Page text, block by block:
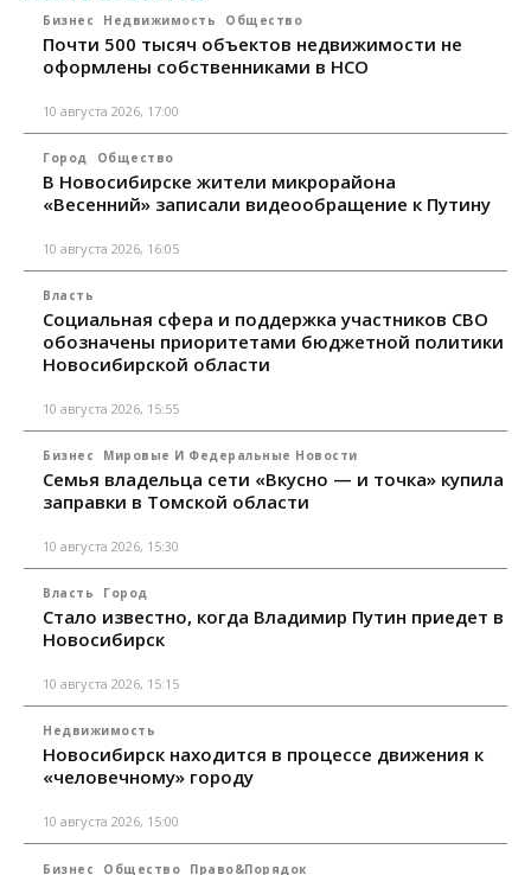
Бизнес Недвижимость Общество
Почти 500 тысяч объектов недвижимости не
оформлены собственниками в НСО
10 августа 2026, 17:00
Город Общество
В Новосибирске жители микрорайона
«Весенний» записали видеообращение к Путину
10 августа 2026, 16:05
Власть
Социальная сфера и поддержка участников СВО
обозначены приоритетами бюджетной политики
Новосибирской области
10 августа 2026, 15:55
Бизнес Мировые И Федеральные Новости
Семья владельца сети «Вкусно — и точка» купила
заправки в Томской области
10 августа 2026, 15:30
Власть Город
Стало известно, когда Владимир Путин приедет в
Новосибирск
10 августа 2026, 15:15
Недвижимость
Новосибирск находится в процессе движения к
«человечному» городу
10 августа 2026, 15:00
Бизнес Общество Право&Порядок